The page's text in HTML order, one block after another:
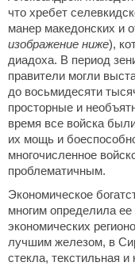
что хребет
манер македонских и
изображение ниже),
диадоха. В период
правители могли
до восьмидесяти
просторные и
время все войска
их мощь и
многочисленное
проблематичным.
Экономическое
многим определила
экономических
лучшим железом, в
стекла, текстильная